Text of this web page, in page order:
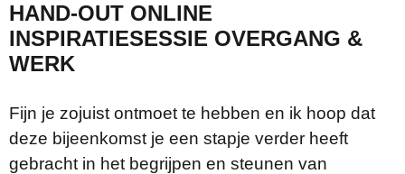
HAND-OUT ONLINE
INSPIRATIESESSIE OVERGANG &
WERK
Fijn je zojuist ontmoet te hebben en ik hoop dat
deze bijeenkomst je een stapje verder heeft
gebracht in het begrijpen en steunen van